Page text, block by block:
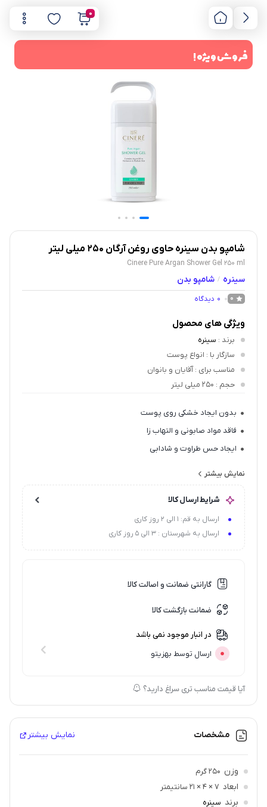
0
فروش ویژه !
شامپو بدن سینره حاوی روغن آرگان 250 میلی لیتر
Cinere Pure Argan Shower Gel 250 ml
سینره / شامپو بدن
0
0 دیدگاه
ویژگی های محصول
برند : سینره
سازگار با : انواع پوست
مناسب برای : آقایان و بانوان
حجم : 250 میلی لیتر
بدون ایجاد خشکی روی پوست
فاقد مواد صابونی و التهاب زا
ایجاد حس طراوت و شادابی
رایحه‌ای آرامش بخش
حاوی روغن آرگان
نمایش بیشتر
شرایط ارسال کالا
ارسال به قم: 1 الی 2 روز کاری
ارسال به شهرستان : 3 الی 5 روز کاری
گارانتی ضمانت و اصالت کالا
ضمانت بازگشت کالا
در انبار موجود نمی باشد
ارسال توسط بهزیتو
آیا قیمت مناسب تری سراغ دارید؟
مشخصات نمایش بیشتر
وزن 250 گرم
ابعاد 7 × 4 × 21 سانتیمتر
برند سینره